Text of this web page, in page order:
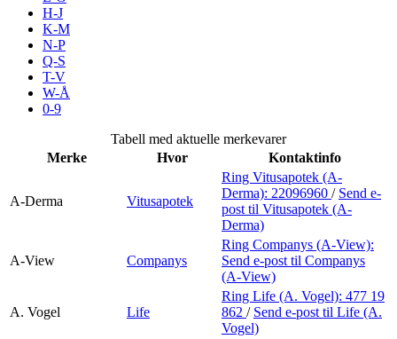
Inspirasjon
Søk
Åpningstider
Praktisk informasjon
Magasin
H-J
K-M
N-P
Q-S
T-V
W-Å
0-9
Tabell med aktuelle merkevarer
Merke
Hvor Kontaktinfo
A-Derma Vitusapotek
Ring Vitusapotek (A-
Derma): 22096960 / Send e-
post til Vitusapotek (A-
Derma)
A-View Companys
Ring Companys (A-View):
Send e-post til Companys
(A-View)
A. Vogel Life
Ring Life (A. Vogel): 477 19
862 / Send e-post til Life (A.
Vogel)